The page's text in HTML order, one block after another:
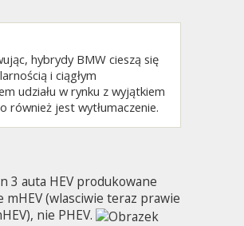
hybrydy BMW cieszą się
i ciągłym
udziału w rynku z wyjątkiem
również jest wytłumaczenie.
3 auta HEV produkowane
mHEV (wlasciwie teraz prawie
nie PHEV.